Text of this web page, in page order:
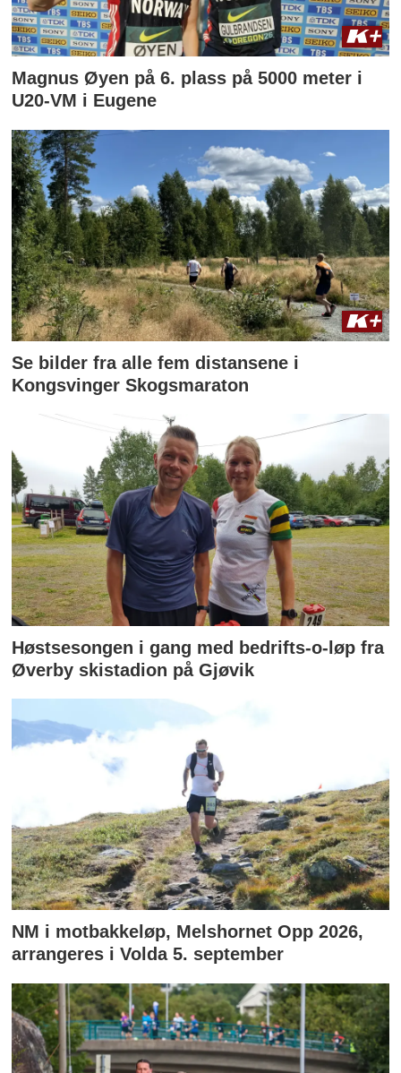
Magnus Øyen på 6. plass på 5000 meter i
U20-VM i Eugene
Se bilder fra alle fem distansene i
Kongsvinger Skogsmaraton
Høstsesongen i gang med bedrifts-o-løp fra
Øverby skistadion på Gjøvik
NM i motbakkeløp, Melshornet Opp 2026,
arrangeres i Volda 5. september